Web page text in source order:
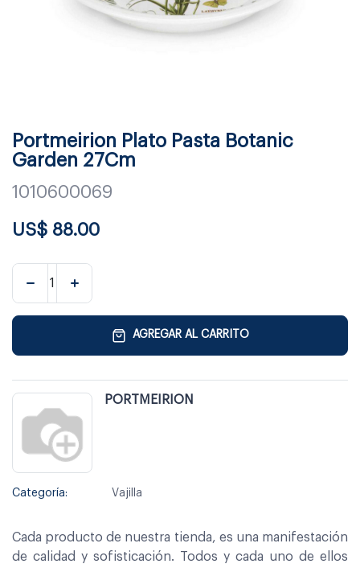
Portmeirion Plato Pasta Botanic
Garden 27Cm
1010600069
US$ 88.00
AGREGAR AL CARRITO
PORTMEIRION
Categoría: Vajilla
Cada producto de nuestra tienda, es una manifestación
de calidad y sofisticación. Todos y cada uno de ellos